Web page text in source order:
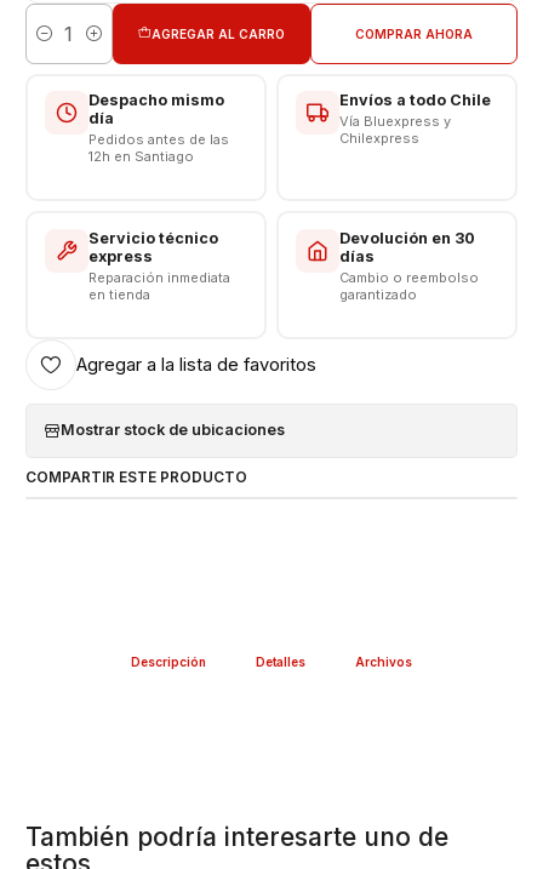
Cantidad
AGREGAR AL CARRO COMPRAR AHORA
Despacho mismo
día
Pedidos antes de las
12h en Santiago
Envíos a todo Chile
Vía Bluexpress y
Chilexpress
Servicio técnico
express
Reparación inmediata
en tienda
Devolución en 30
días
Cambio o reembolso
garantizado
Agregar a la lista de favoritos
Mostrar stock de ubicaciones
COMPARTIR ESTE PRODUCTO
Descripción Detalles Archivos
También podría interesarte uno de